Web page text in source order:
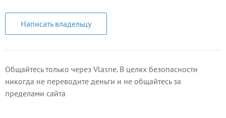
Написать владельцу
Общайтесь только через Vlasne. В целях безопасности
никогда не переводите деньги и не общайтесь за
пределами сайта